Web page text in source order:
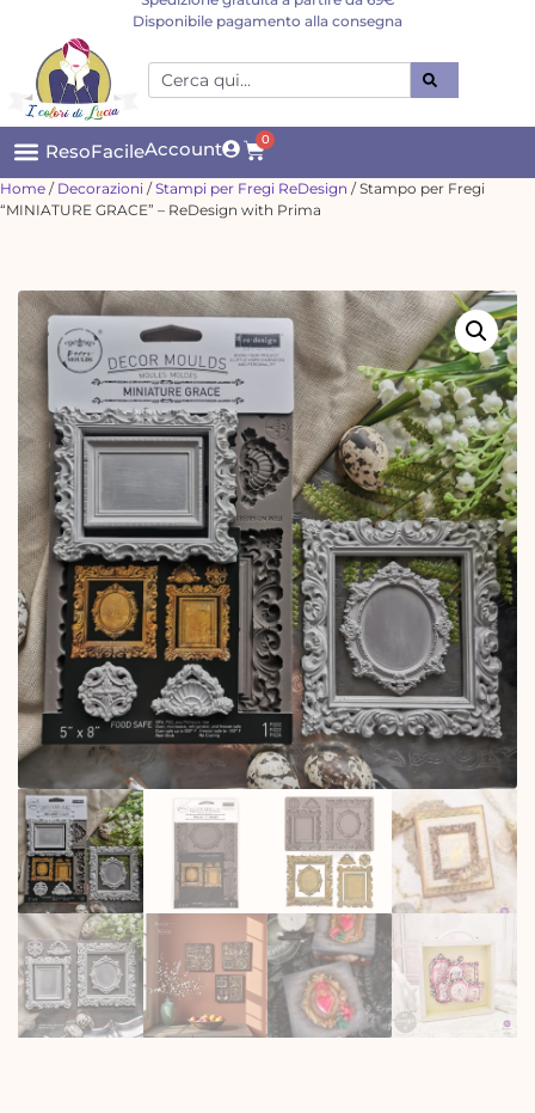
Disponibile pagamento alla consegna
ResoFacileAccount 0
Home / Decorazioni /Stampi per Fregi ReDesign / Stampo per Fregi
“MINIATURE GRACE” – ReDesign with Prima